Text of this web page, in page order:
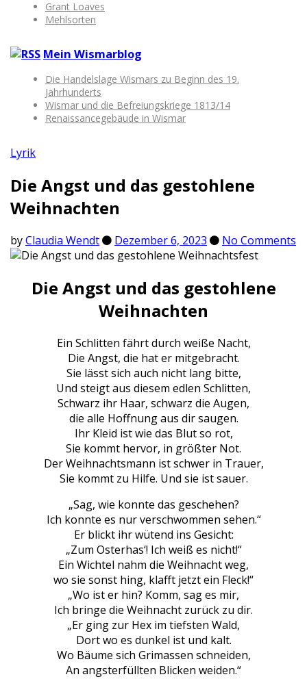
Grant Loaves
Mehlsorten
Mein Wismarblog
Die Handelslage Wismars zu Beginn des 19.
Jahrhunderts
Wismar und die Befreiungskriege 1813/14
Renaissancegebäude in Wismar
Lyrik
Die Angst und das gestohlene
Weihnachten
byClaudia Wendt Dezember 6, 2023 No Comments
Die Angst und das gestohlene
Weihnachten
Ein Schlitten fährt durch weiße Nacht,
Die Angst, die hat er mitgebracht.
Sie lässt sich auch nicht lang bitte,
Und steigt aus diesem edlen Schlitten,
Schwarz ihr Haar, schwarz die Augen,
die alle Hoffnung aus dir saugen.
Ihr Kleid ist wie das Blut so rot,
Sie kommt hervor, in größter Not.
Der Weihnachtsmann ist schwer in Trauer,
Sie kommt zu Hilfe. Und sie ist sauer.
„Sag, wie konnte das geschehen?
Ich konnte es nur verschwommen sehen.“
Er blickt ihr wütend ins Gesicht:
„Zum Osterhas‘! Ich weiß es nicht!“
Ein Wichtel nahm die Weihnacht weg,
wo sie sonst hing, klafft jetzt ein Fleck!“
„Wo ist er hin? Komm, sag es mir,
Ich bringe die Weihnacht zurück zu dir.
„Er ging zur Hex im tiefsten Wald,
Dort wo es dunkel ist und kalt.
Wo Bäume sich Grimassen schneiden,
An angsterfüllten Blicken weiden.“